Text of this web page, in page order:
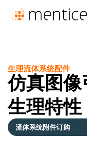
生理流体系统配件
仿真图
生理特性
流体系统附件订购